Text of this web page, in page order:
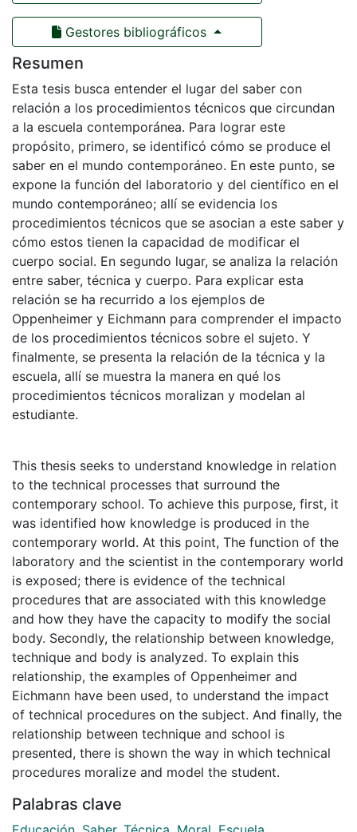
Gestores bibliográficos
Resumen
Esta tesis busca entender el lugar del saber con
relación a los procedimientos técnicos que circundan
a la escuela contemporánea. Para lograr este
propósito, primero, se identificó cómo se produce el
saber en el mundo contemporáneo. En este punto, se
expone la función del laboratorio y del científico en el
mundo contemporáneo; allí se evidencia los
procedimientos técnicos que se asocian a este saber y
cómo estos tienen la capacidad de modificar el
cuerpo social. En segundo lugar, se analiza la relación
entre saber, técnica y cuerpo. Para explicar esta
relación se ha recurrido a los ejemplos de
Oppenheimer y Eichmann para comprender el impacto
de los procedimientos técnicos sobre el sujeto. Y
finalmente, se presenta la relación de la técnica y la
escuela, allí se muestra la manera en qué los
procedimientos técnicos moralizan y modelan al
estudiante.
This thesis seeks to understand knowledge in relation
to the technical processes that surround the
contemporary school. To achieve this purpose, first, it
was identified how knowledge is produced in the
contemporary world. At this point, The function of the
laboratory and the scientist in the contemporary world
is exposed; there is evidence of the technical
procedures that are associated with this knowledge
and how they have the capacity to modify the social
body. Secondly, the relationship between knowledge,
technique and body is analyzed. To explain this
relationship, the examples of Oppenheimer and
Eichmann have been used, to understand the impact
of technical procedures on the subject. And finally, the
relationship between technique and school is
presented, there is shown the way in which technical
procedures moralize and model the student.
Palabras clave